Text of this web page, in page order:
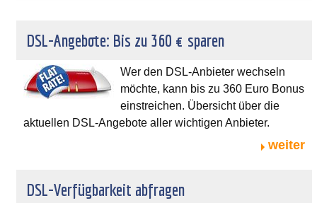
DSL-Angebote: Bis zu 360 € sparen
Wer den DSL-Anbieter wechseln
möchte, kann bis zu 360 Euro Bonus
einstreichen. Übersicht über die
aktuellen DSL-Angebote aller wichtigen Anbieter.
weiter
DSL-Verfügbarkeit abfragen